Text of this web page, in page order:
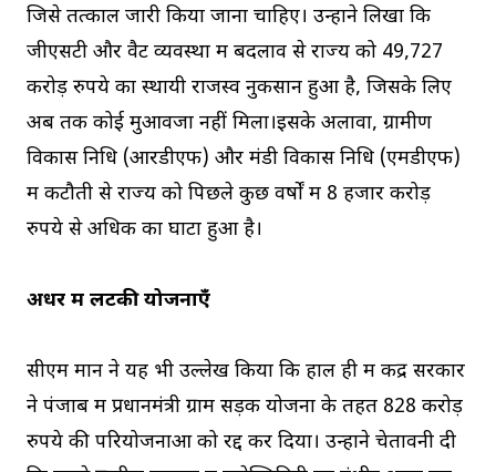
जिसे तत्काल जारी किया जाना चाहिए। उन्होंने लिखा कि
जीएसटी और वैट व्यवस्था में बदलाव से राज्य को 49,727
करोड़ रुपये का स्थायी राजस्व नुकसान हुआ है, जिसके लिए
अब तक कोई मुआवजा नहीं मिला।इसके अलावा, ग्रामीण
विकास निधि (आरडीएफ) और मंडी विकास निधि (एमडीएफ)
में कटौती से राज्य को पिछले कुछ वर्षों में 8 हजार करोड़
रुपये से अधिक का घाटा हुआ है।
अधर में लटकी योजनाएँ
सीएम मान ने यह भी उल्लेख किया कि हाल ही में केंद्र सरकार
ने पंजाब में प्रधानमंत्री ग्राम सड़क योजना के तहत 828 करोड़
रुपये की परियोजनाओं को रद्द कर दिया। उन्होंने चेतावनी दी